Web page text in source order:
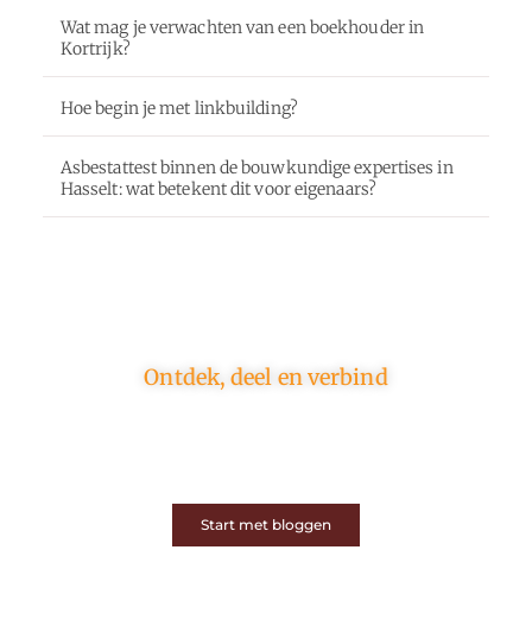
Wat mag je verwachten van een boekhouder in
Kortrijk?
Hoe begin je met linkbuilding?
Asbestattest binnen de bouwkundige expertises in
Hasselt: wat betekent dit voor eigenaars?
Ontdek, deel en verbind
Start met bloggen